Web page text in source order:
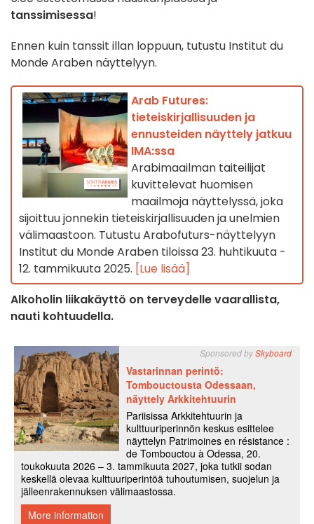
tanssimisessa!
Ennen kuin tanssit illan loppuun, tutustu Institut du
Monde Araben näyttelyyn.
Arab Futures:
tieteiskirjallisuuden ja
ennusteiden näyttely jatkuu
IMA:ssa
Arabimaailman taiteilijat
kuvittelevat huomisen
maailmoja näyttelyssä, joka
sijoittuu jonnekin tieteiskirjallisuuden ja unelmien
välimaastoon. Tutustu Arabofuturs-näyttelyyn
Institut du Monde Araben tiloissa 23. huhtikuuta -
12. tammikuuta 2025. [Lue lisää]
Alkoholin liikakäyttö on terveydelle vaarallista,
nauti kohtuudella.